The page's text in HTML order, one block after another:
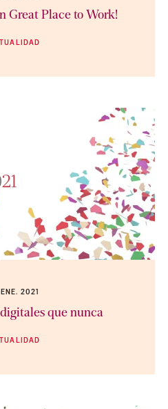
Great Place to Work!
2021
que nunca